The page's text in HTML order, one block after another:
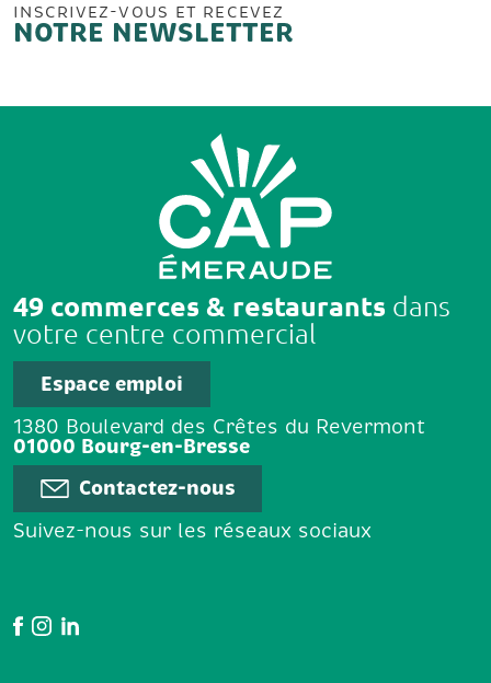
INSCRIVEZ-VOUS ET RECEVEZ
NOTRE NEWSLETTER
49 commerces & restaurants dans
votre centre commercial
Espace emploi
1380 Boulevard des Crêtes du Revermont
01000 Bourg-en-Bresse
Contactez-nous
Suivez-nous sur les réseaux sociaux